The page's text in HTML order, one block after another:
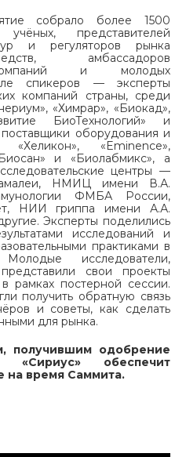
собрало более 1500
представителей
и регуляторов рынка
амбассадоров
компаний и молодых
спикеров — эксперты
компаний страны, среди
«Химрар», «Биокад»,
БиоТехнологий» и
оборудования и
«Хеликон», «Eminence»,
и «Биолабмикс», а
центры —
НМИЦ имени В.А.
ФМБА России,
НИИ гриппа имени А.А.
Эксперты поделились
исследований и
практиками в
исследователи,
свои проекты
рамках постерной сессии.
получить обратную связь
и советы, как сделать
для рынка.
получившим одобрение
«Сириус» обеспечит
на время Саммита.